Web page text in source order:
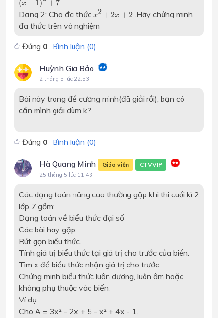
(x − 1) + 7
Dạng 2: Cho đa thức x2 +2x + 2
2
.Hãy chứng minh
đa thức trên vô nghiệm
Đúng 0 Bình luận (0)
Huỳnh Gia Bảo
2 tháng 5 lúc 22:53
Bài này trong đề cương mình(đã giải rồi), bạn có
cần mình giải dùm k?
Đúng 0 Bình luận (0)
Hà Quang Minh Giáo viên CTVVIP
25 tháng 5 lúc 11:43
Các dạng toán nâng cao thường gặp khi thi cuối kì 2
lớp 7 gồm:
Dạng toán về biểu thức đại số
Các bài hay gặp:
Rút gọn biểu thức.
Tính giá trị biểu thức tại giá trị cho trước của biến.
Tìm x để biểu thức nhận giá trị cho trước.
Chứng minh biểu thức luôn dương, luôn âm hoặc
không phụ thuộc vào biến.
Ví dụ:
Cho A = 3x² - 2x + 5 - x² + 4x - 1.